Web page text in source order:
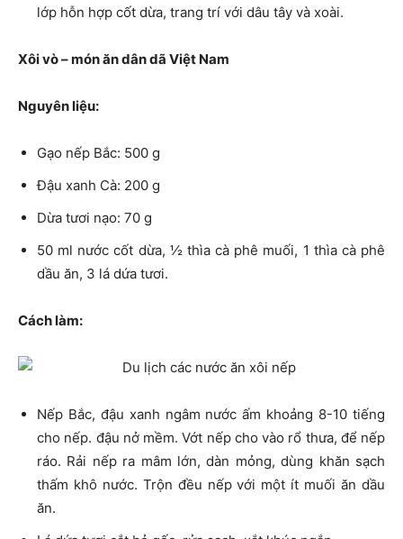
lớp hỗn hợp cốt dừa, trang trí với dâu tây và xoài.
Xôi vò – món ăn dân dã Việt Nam
Nguyên liệu:
Gạo nếp Bắc: 500 g
Đậu xanh Cà: 200 g
Dừa tươi nạo: 70 g
50 ml nước cốt dừa, ½ thìa cà phê muối, 1 thìa cà phê
dầu ăn, 3 lá dứa tươi.
Cách làm:
Nếp Bắc, đậu xanh ngâm nước ấm khoảng 8-10 tiếng
cho nếp. đậu nở mềm. Vớt nếp cho vào rổ thưa, để nếp
ráo. Rải nếp ra mâm lớn, dàn mỏng, dùng khăn sạch
thấm khô nước. Trộn đều nếp với một ít muối ăn dầu
ăn.